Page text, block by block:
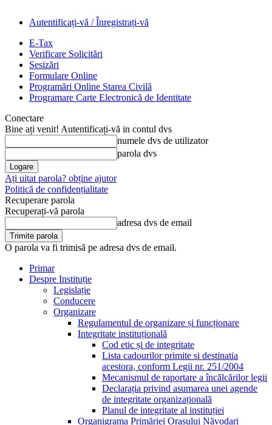
Autentificați-vă / Înregistrați-vă
E-Tax
Verificare Solicitări
Sesizări
Formulare Online
Programări Online Starea Civilă
Programare Carte Electronică de Identitate
Conectare
Bine ați venit! Autentificați-vă in contul dvs
numele dvs de utilizator
parola dvs
Ați uitat parola? obține ajutor
Politică de confidențialitate
Recuperare parola
Recuperați-vă parola
adresa dvs de email
O parola va fi trimisă pe adresa dvs de email.
Primar
Despre Instituție
Legislație
Conducere
Organizare
Regulamentul de organizare și funcționare
Integritate instituțională
Cod etic și de integritate
Lista cadourilor primite si destinatia
acestora, conform Legii nr. 251/2004
Mecanismul de raportare a încălcărilor legii
Declarația privind asumarea unei agende
de integritate organizațională
Planul de integritate al instituției
Organigrama Primăriei Orașului Năvodari